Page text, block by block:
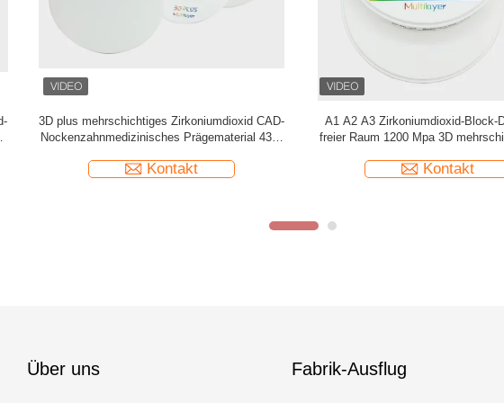
Hohes lichtdurchlässiges zahnmedizinisches
Zirkoniumdioxid blockiert 3D mehrschichtigen
Kontakt
25 mm A2 Dental 3D
Block mit 8 Schichten
Kontakt
Über uns Fabrik-Ausflug